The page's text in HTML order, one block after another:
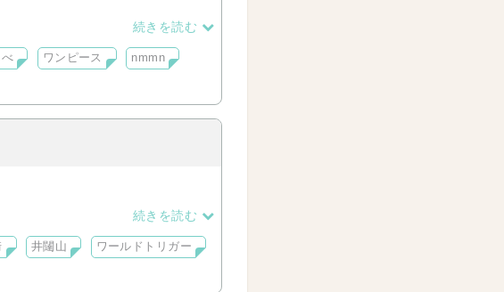
続きを読む
ワンピース nmmn
いたいと思います。
続きを読む
井闥山 ワールドトリガー